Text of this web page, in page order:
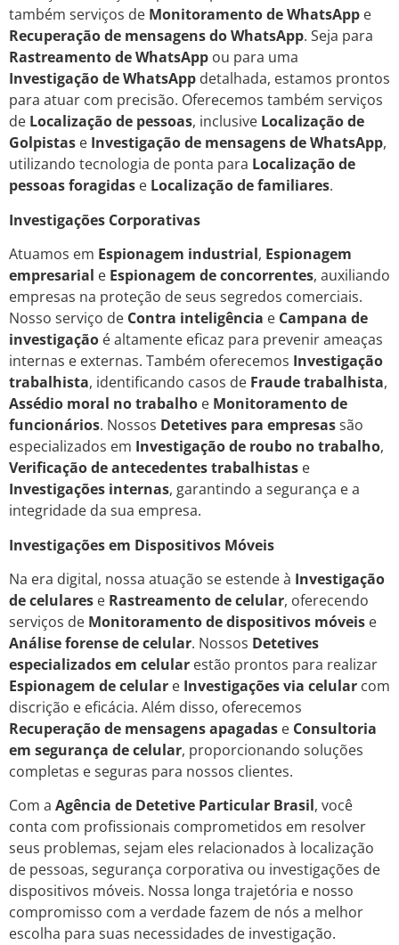
também serviços de Monitoramento de WhatsApp e
Recuperação de mensagens do WhatsApp. Seja para
Rastreamento de WhatsApp ou para uma
Investigação de WhatsApp detalhada, estamos prontos
para atuar com precisão. Oferecemos também serviços
de Localização de pessoas, inclusive Localização de
Golpistas e Investigação de mensagens de WhatsApp,
utilizando tecnologia de ponta para Localização de
pessoas foragidas e Localização de familiares.
Investigações Corporativas
Atuamos em Espionagem industrial, Espionagem
empresarial e Espionagem de concorrentes, auxiliando
empresas na proteção de seus segredos comerciais.
Nosso serviço de Contra inteligência e Campana de
investigação é altamente eficaz para prevenir ameaças
internas e externas. Também oferecemos Investigação
trabalhista, identificando casos de Fraude trabalhista,
Assédio moral no trabalho e Monitoramento de
funcionários. Nossos Detetives para empresassão
especializados em Investigação de roubo no trabalho,
Verificação de antecedentes trabalhistas e
Investigações internas, garantindo a segurança e a
integridade da sua empresa.
Investigações em Dispositivos Móveis
Na era digital, nossa atuação se estende à Investigação
de celulares e Rastreamento de celular, oferecendo
serviços de Monitoramento de dispositivos móveis e
Análise forense de celular. Nossos Detetives
especializados em celular estão prontos para realizar
Espionagem de celular e Investigações via celular com
discrição e eficácia. Além disso, oferecemos
Recuperação de mensagens apagadas e Consultoria
em segurança de celular, proporcionando soluções
completas e seguras para nossos clientes.
Com a Agência de Detetive Particular Brasil, você
conta com profissionais comprometidos em resolver
seus problemas, sejam eles relacionados à localização
de pessoas, segurança corporativa ou investigações de
dispositivos móveis. Nossa longa trajetória e nosso
compromisso com a verdade fazem de nós a melhor
escolha para suas necessidades de investigação.